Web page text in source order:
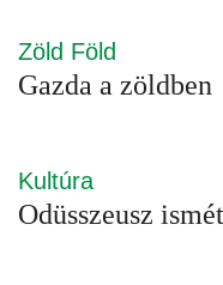
Zöld Föld
Gazda a zöldben
Kultúra
Odüsszeusz